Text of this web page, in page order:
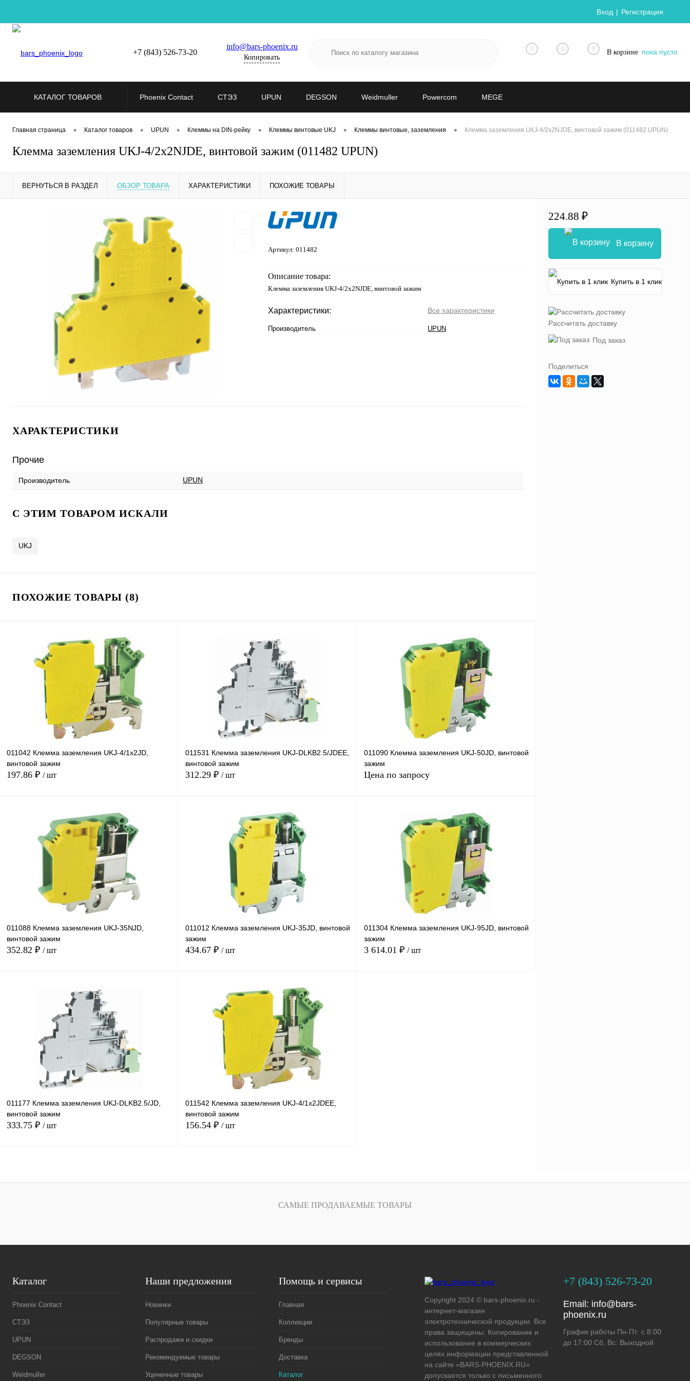
Вход Регистрация
+7 (843) 526-73-20
info@bars-phoenix.ru
Копировать
0 0 0 В корзине пока пусто
КАТАЛОГ ТОВАРОВ Phoenix Contact СТЭЗ UPUN DEGSON Weidmuller Powercom MEGE
Главная страница • Каталог товаров • UPUN • Клеммы на DIN-рейку • Клеммы винтовые UKJ • Клеммы винтовые, заземления • Клемма заземления UKJ-4/2x2NJDE, винтовой зажим (011482 UPUN)
Клемма заземления UKJ-4/2x2NJDE, винтовой зажим (011482 UPUN)
ВЕРНУТЬСЯ В РАЗДЕЛ ОБЗОР ТОВАРА ХАРАКТЕРИСТИКИ ПОХОЖИЕ ТОВАРЫ
Артикул: 011482
Описание товара:
Клемма заземления UKJ-4/2x2NJDE, винтовой зажим
Характеристики: Все характеристики
Производитель UPUN
ХАРАКТЕРИСТИКИ
Прочие
Производитель UPUN
C ЭТИМ ТОВАРОМ ИСКАЛИ
UKJ
ПОХОЖИЕ ТОВАРЫ (8)
011042 Клемма заземления UKJ-4/1x2JD,
винтовой зажим
197.86 ₽ / шт
В корзину
Купить в 1 клик Сравнение
Под заказ
011531 Клемма заземления UKJ-DLKB2.5/JDEE,
винтовой зажим
312.29 ₽ / шт
В корзину
Купить в 1 клик Сравнение
Под заказ
011090 Клемма заземления UKJ-50JD, винтовой
зажим
Цена по запросу
Запросить цену
Купить в 1 клик Сравнение
В избранное Под заказ
011088 Клемма заземления UKJ-35NJD,
винтовой зажим
352.82 ₽ / шт
В корзину
Купить в 1 клик Сравнение
В избранное Под заказ
011012 Клемма заземления UKJ-35JD, винтовой
зажим
434.67 ₽ / шт
В корзину
Купить в 1 клик Сравнение
В избранное Под заказ
011304 Клемма заземления UKJ-95JD, винтовой
зажим
3 614.01 ₽ / шт
011177 Клемма заземления UKJ-DLKB2.5/JD,
винтовой зажим
333.75 ₽ / шт
011542 Клемма заземления UKJ-4/1x2JDEE,
винтовой зажим
156.54 ₽ / шт
224.88 ₽
В корзину
Купить в 1 клик
Рассчитать доставку
Под заказ
Поделиться
САМЫЕ ПРОДАВАЕМЫЕ ТОВАРЫ
Каталог
Phoenix Contact
СТЭЗ
UPUN
DEGSON
Weidmuller
Наши предложения
Новинки
Популярные товары
Распродажи и скидки
Рекомендуемые товары
Уцененные товары
Помощь и сервисы
Главная
Коллекции
Бренды
Доставка
Каталог
Copyright 2024 © bars-phoenix.ru -
интернет-магазин
электротехнической продукции. Все
права защищены. Копирование и
использование в коммерческих
целях информации представленной
на сайте «BARS-PHOENIX.RU»
допускается только с письменного
+7 (843) 526-73-20
Email: info@bars-
phoenix.ru
График работы Пн-Пт: с 8:00
до 17:00 Сб, Вс: Выходной